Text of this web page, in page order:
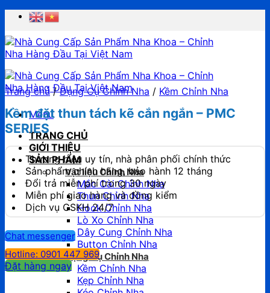
Chuyển
nội
dung
Menu
TRANG CHỦ
GIỚI THIỆU
SẢN PHẨM
Vật liệu Chỉnh Nha
Mắc Cài Chỉnh Nha
Thun Chỉnh Nha
Hook Chỉnh Nha
Lò Xo Chỉnh Nha
Dây Cung Chỉnh Nha
Button Chỉnh Nha
Dụng Cụ Chỉnh Nha
Kềm Chỉnh Nha
Kẹp Chỉnh Nha
Trang chủ / Dụng Cụ Chỉnh Nha / Kềm Chỉnh Nha
Kềm đặt thun tách kẽ cắn ngắn – PMC
SERIES
Thương hiệu uy tín, nhà phân phối chính thức
Sản phẩm chính hãng, bảo hành 12 tháng
Đổi trả miễn phí trong 30 ngày
Miễn phí giao hàng và đồng kiểm
Dịch vụ CSKH 24/7
Chat messenger
Hotline: 0901 447 969
Đặt hàng ngay